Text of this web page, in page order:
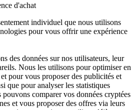
d'achat
individuel que nous utilisons
pour vous offrir une expérience
des données sur nos utilisateurs, leur
Nous les utilisons pour optimiser en
pour vous proposer des publicités et
que pour analyser les statistiques
comparer vos données cryptées
et vous proposer des offres via leurs